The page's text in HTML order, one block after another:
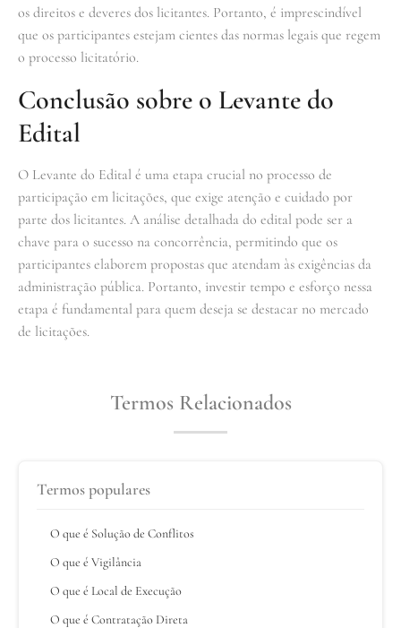
os direitos e deveres dos licitantes. Portanto, é imprescindível
que os participantes estejam cientes das normas legais que regem
o processo licitatório.
Conclusão sobre o Levante do
Edital
O Levante do Edital é uma etapa crucial no processo de
participação em licitações, que exige atenção e cuidado por
parte dos licitantes. A análise detalhada do edital pode ser a
chave para o sucesso na concorrência, permitindo que os
participantes elaborem propostas que atendam às exigências da
administração pública. Portanto, investir tempo e esforço nessa
etapa é fundamental para quem deseja se destacar no mercado
de licitações.
Termos Relacionados
Termos populares
O que é Solução de Conflitos
O que é Vigilância
O que é Local de Execução
O que é Contratação Direta